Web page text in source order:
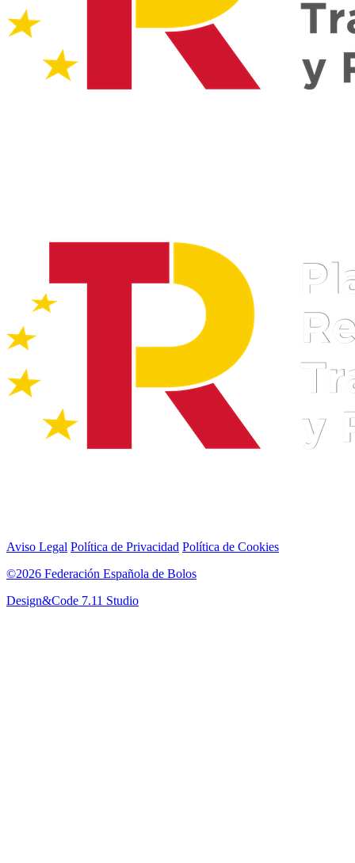
Aviso Legal Política de Privacidad Política de Cookies
©2026 Federación Española de Bolos
Design&Code 7.11 Studio